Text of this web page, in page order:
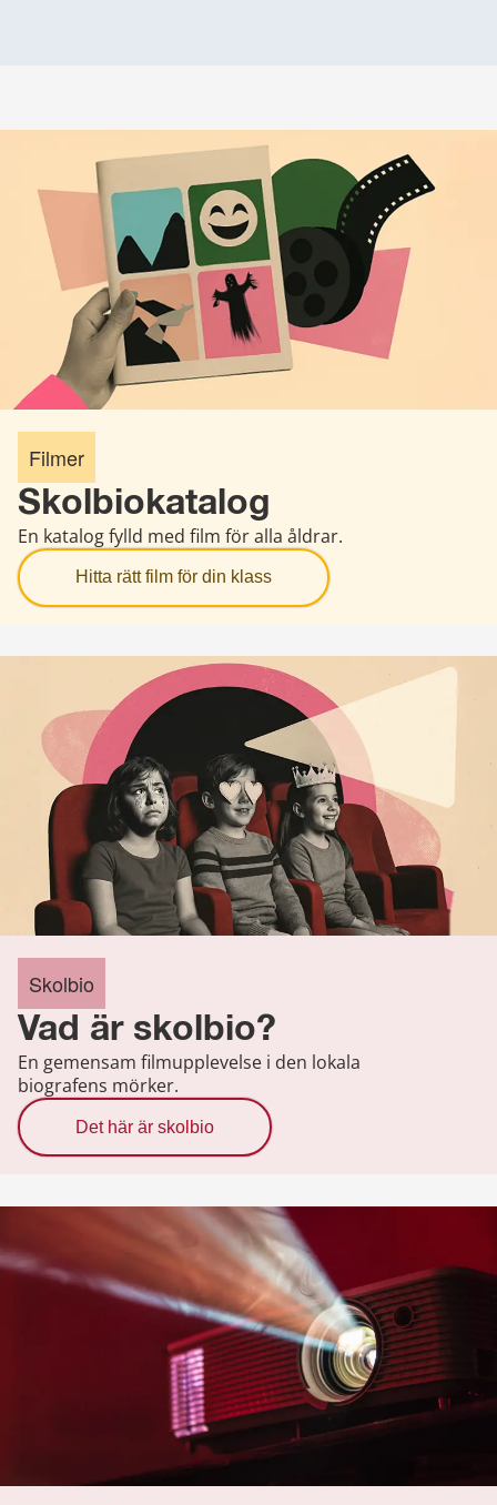
Filmer
Skolbiokatalog
En katalog fylld med film för alla åldrar.
Hitta rätt film för din klass
Skolbio
Vad är skolbio?
En gemensam filmupplevelse i den lokala
biografens mörker.
Det här är skolbio